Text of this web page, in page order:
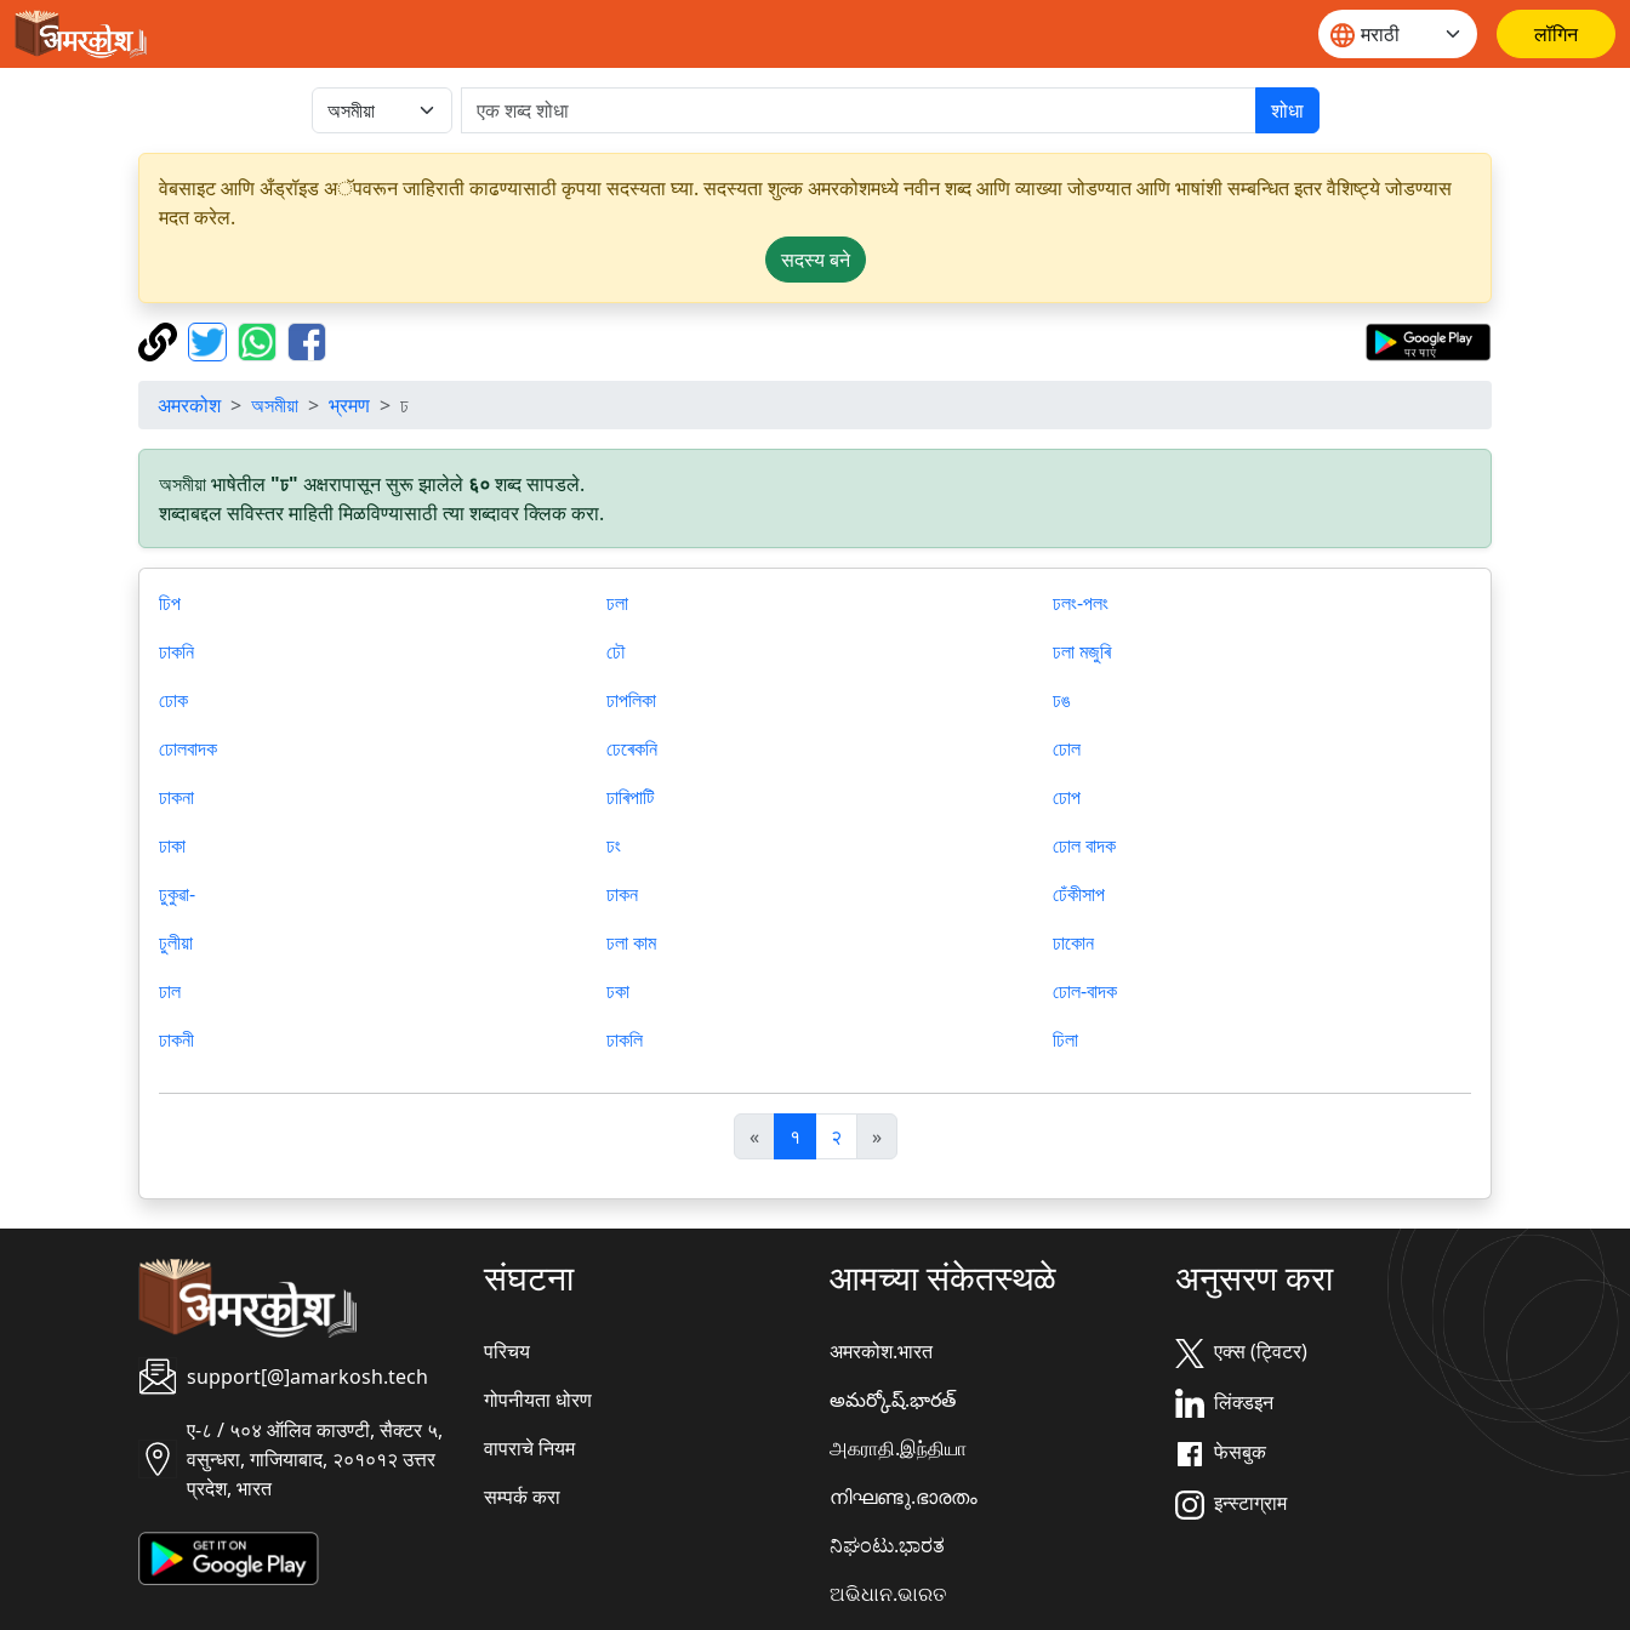
लॉगिन
शोधा
वेबसाइट आणि अँड्रॉइड अॅपवरून जाहिराती काढण्यासाठी कृपया सदस्यता घ्या. सदस्यता शुल्क अमरकोशमध्ये नवीन शब्द आणि व्याख्या जोडण्यात आणि भाषांशी सम्बन्धित इतर वैशिष्ट्ये जोडण्यास
मदत करेल.
सदस्य बने
अमरकोश অসমীয়া भ्रमण ঢ
অসমীয়া भाषेतील "ঢ" अक्षरापासून सुरू झालेले ६०शब्द सापडले.
शब्दाबद्दल सविस्तर माहिती मिळविण्यासाठी त्या शब्दावर क्लिक करा.
ঢিপ
ঢাকনি
ঢোক
ঢোলবাদক
ঢাকনা
ঢাকা
ঢুকুৱা-
ঢুলীয়া
ঢাল
ঢাকনী
ঢলা
ঢৌ
ঢাপলিকা
ঢেৰেকনি
ঢাৰিপাটি
ঢং
ঢাকন
ঢলা কাম
ঢকা
ঢাকলি
ঢলং-পলং
ঢলা মজুৰি
ঢঙ
ঢোল
ঢোপ
ঢোল বাদক
ঢেঁকীসাপ
ঢাকোন
ঢোল-বাদক
ঢিলা
«पि
छ
ला
१ २ »अ
ग
ला
support[@]amarkosh.tech
ए-८ / ५०४ ऑलिव काउण्टी, सैक्टर ५,
वसुन्धरा, गाजियाबाद, २०१०१२ उत्तर
प्रदेश, भारत
संघटना
परिचय
गोपनीयता धोरण
वापराचे नियम
सम्पर्क करा
आमच्या संकेतस्थळे
अमरकोश.भारत
అమర్కోష్.భారత్
அகராதி.இந்தியா
നിഘണ്ടു.ഭാരതം
ನಿಘಂಟು.ಭಾರತ
ଅଭିଧାନ.ଭାରତ
अनुसरण करा
एक्स (ट्विटर)
लिंक्डइन
फेसबुक
इन्स्टाग्राम